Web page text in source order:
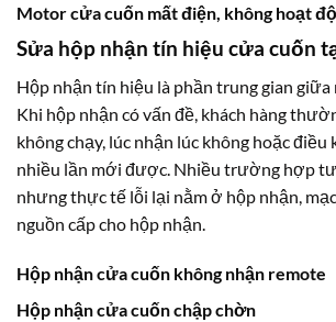
Motor cửa cuốn mất điện, không hoạt
Sửa hộp nhận tín hiệu cửa cuốn
Hộp nhận tín hiệu là phần trung gian giữa
Khi hộp nhận có vấn đề, khách hàng
không chạy, lúc nhận lúc không hoặc điều
nhiều lần mới được. Nhiều trường hợp
nhưng thực tế lỗi lại nằm ở hộp nhận,
nguồn cấp cho hộp nhận.
Hộp nhận cửa cuốn không nhận remote
Hộp nhận cửa cuốn chập chờn